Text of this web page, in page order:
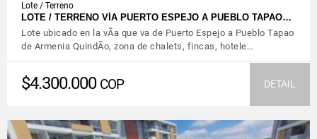
Lote / Terreno
LOTE / TERRENO VÍA PUERTO ESPEJO A PUEBLO TAPAO…
Lote ubicado en la vÃ­a que va de Puerto Espejo a Pueblo Tapao
de Armenia QuindÃ­o, zona de chalets, fincas, hotele…
$4.300.000 COP DETAIL